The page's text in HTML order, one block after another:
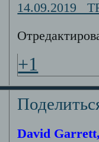
14.09.2019
+1
David